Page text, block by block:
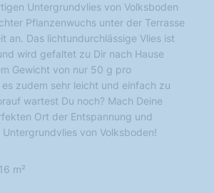
Untergrundvlies von Volksboden
Pflanzenwuchs unter der Terrasse
an. Das lichtundurchlässige Vlies ist
wird gefaltet zu Dir nach Hause
Gewicht von nur 50 g pro
zudem sehr leicht und einfach zu
wartest Du noch? Mach Deine
Ort der Entspannung und
von Volksboden!
m²